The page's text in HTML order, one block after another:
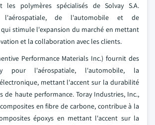
les polymères spécialisés de Solvay S.A.
l'aérospatiale, de l'automobile et de
stimule l'expansion du marché en mettant
et la collaboration avec les clients.
Performance Materials Inc.) fournit des
pour l'aérospatiale, l'automobile, la
mettant l'accent sur la durabilité
de haute performance. Toray Industries, Inc.,
en fibre de carbone, contribue à la
époxys en mettant l'accent sur la